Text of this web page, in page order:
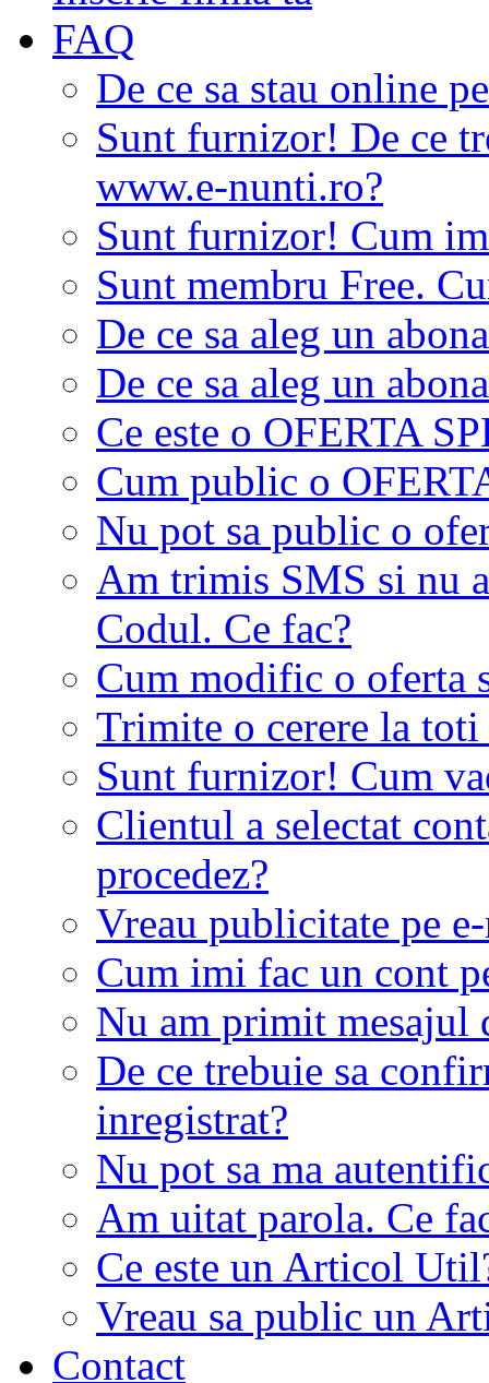
FAQ
De ce sa stau online
Sunt furnizor! De ce
www.e-nunti.ro?
Sunt furnizor! Cum
Sunt membru Free.
De ce sa aleg un
De ce sa aleg un
Ce este o OFERTA
Cum public o
Nu pot sa public o
Am trimis SMS si nu
Codul. Ce fac?
Cum modific o oferta
Trimite o cerere la
Sunt furnizor! Cum
Clientul a selectat
procedez?
Vreau publicitate pe
Cum imi fac un cont
Nu am primit mesajul
De ce trebuie sa
inregistrat?
Nu pot sa ma
Am uitat parola. Ce
Ce este un Articol
Vreau sa public un
Contact